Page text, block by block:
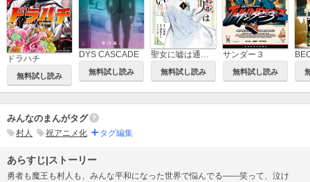
ドラハチ
無料試し読み
DYS CASCADE
無料試し読み 無料試し読み
サンダー３
無料試し読み
みんなのまんがタグ
村人 祝アニメ化 タグ編集
あらすじ|ストーリー
勇者も魔王も村人も、みんな平和になった世界で悩んでる――笑って、泣け